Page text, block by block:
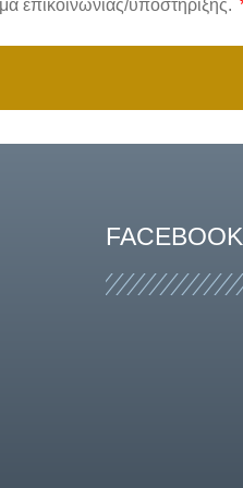
επικοινωνίας/υποστήριξης.
FACEBOOK